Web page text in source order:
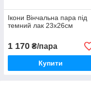
Ікони Вінчальна пара під
темний лак 23х26см
1 170 ₴/пара
Купити